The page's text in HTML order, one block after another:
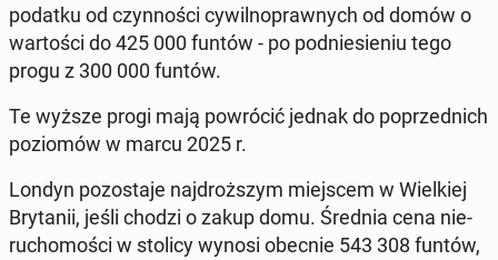
podatku od czyn­no­ści cy­wil­no­praw­nych od domów o
war­to­ści do 425 000 funtów - po pod­nie­sie­niu tego
progu z 300 000 funtów.
Te wyższe progi mają po­wró­cić jednak do po­przed­nich
po­zio­mów w marcu 2025 r.
Londyn po­zo­sta­je naj­droż­szym miej­scem w Wiel­kiej
Bry­ta­nii, jeśli chodzi o zakup domu. Średnia cena nie­
ru­cho­mo­ści w stolicy wynosi obecnie 543 308 funtów,